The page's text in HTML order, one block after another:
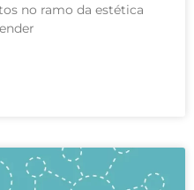
no ramo da estética